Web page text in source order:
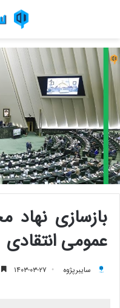
بازسازی نهاد
عمومی انتقادی
سایبرپژوه ۱۴۰۳-۰۳-۲۷